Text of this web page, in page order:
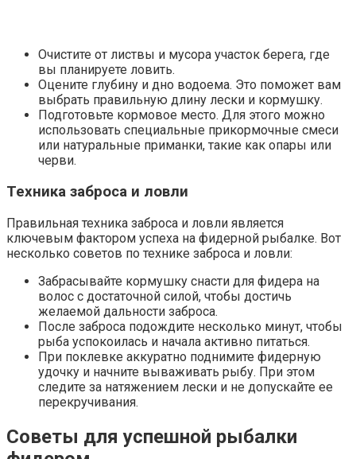
Очистите от листвы и мусора участок берега, где
вы планируете ловить.
Оцените глубину и дно водоема. Это поможет вам
выбрать правильную длину лески и кормушку.
Подготовьте кормовое место. Для этого можно
использовать специальные прикормочные смеси
или натуральные приманки, такие как опары или
черви.
Техника заброса и ловли
Правильная техника заброса и ловли является
ключевым фактором успеха на фидерной рыбалке. Вот
несколько советов по технике заброса и ловли:
Забрасывайте кормушку снасти для фидера на
волос с достаточной силой, чтобы достичь
желаемой дальности заброса.
После заброса подождите несколько минут, чтобы
рыба успокоилась и начала активно питаться.
При поклевке аккуратно поднимите фидерную
удочку и начните вываживать рыбу. При этом
следите за натяжением лески и не допускайте ее
перекручивания.
Советы для успешной рыбалки